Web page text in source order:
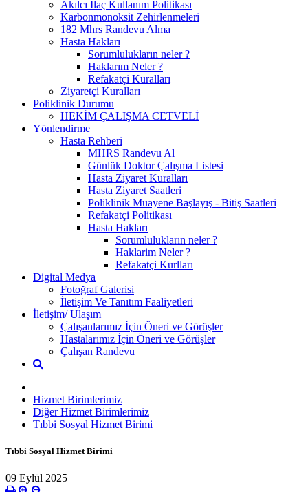
Akılcı İlaç Kullanım Politikası
Karbonmonoksit Zehirlenmeleri
182 Mhrs Randevu Alma
Hasta Hakları
Sorumlulukların neler ?
Haklarım Neler ?
Refakatçi Kuralları
Ziyaretçi Kuralları
Poliklinik Durumu
HEKİM ÇALIŞMA CETVELİ
Yönlendirme
Hasta Rehberi
MHRS Randevu Al
Günlük Doktor Çalışma Listesi
Hasta Ziyaret Kuralları
Hasta Ziyaret Saatleri
Poliklinik Muayene Başlayış - Bitiş Saatleri
Refakatçi Politikası
Hasta Hakları
Sorumlulukların neler ?
Haklarim Neler ?
Refakatçi Kurlları
Digital Medya
Fotoğraf Galerisi
İletişim Ve Tanıtım Faaliyetleri
İletişim/ Ulaşım
Çalışanlarımız İçin Öneri ve Görüşler
Hastalarımız İçin Öneri ve Görüşler
Çalışan Randevu
Hizmet Birimlerimiz
Diğer Hizmet Birimlerimiz
Tıbbi Sosyal Hizmet Birimi
Tıbbi Sosyal Hizmet Birimi
09 Eylül 2025